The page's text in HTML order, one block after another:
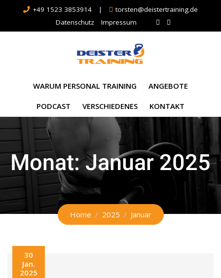
+49 1523 3853914 |
torsten@deistertraining.de
Datenschutz
Impressum
WARUM PERSONAL TRAINING ANGEBOTE
PODCAST VERSCHIEDENES KONTAKT
Monat:Januar 2025
Home 2025 Januar
30
Jan.
2025